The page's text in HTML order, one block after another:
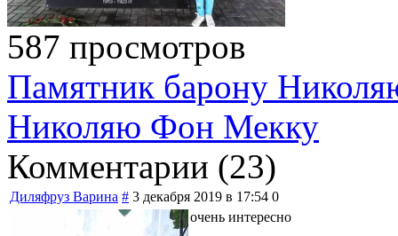
587 просмотров
Памятник барону
Николяю Фон Мекку
Комментарии (23)
Диляфруз Варина # 3 декабря 2019 в 17:54 0
очень интересно